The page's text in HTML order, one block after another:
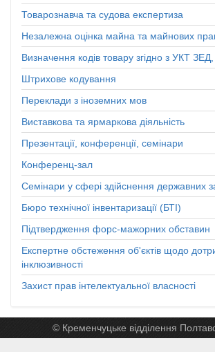
Товарознавча та судова експертиза
Незалежна оцінка майна та майнових
Визначення кодів товару згідно з УКТ
Штрихове кодування
Переклади з іноземних мов
Виставкова та ярмаркова діяльність
Презентації, конференції, семінари
Конференц-зал
Семінари у сфері здійснення державних
Бюро технічної інвентаризації (БТІ)
Підтвердження форс-мажорних обставин
Експертне обстеження об'єктів щодо
інклюзивності
Захист прав інтелектуальної власності
© Кременчуцьке відділення